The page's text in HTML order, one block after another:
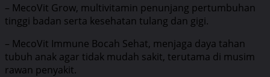
– MecoVit Grow, multivitamin penunjang pertumbuhan
tinggi badan serta kesehatan tulang dan gigi.
– MecoVit Immune Bocah Sehat, menjaga daya tahan
tubuh anak agar tidak mudah sakit, terutama di musim
rawan penyakit.